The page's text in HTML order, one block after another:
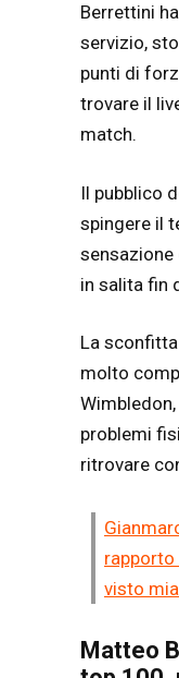
Berrettini
servizio,
punti di
trovare il
match.
Il pubblico
spingere il
sensazione
in salita fin
La
molto
problemi
ritrovare
rapporto
visto
Matteo